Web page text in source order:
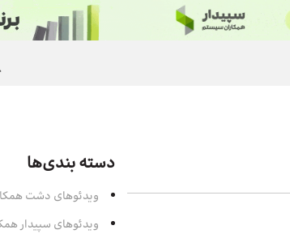
دسته بندی‌ها
ویدئوهای دشت
ویدئوهای سپیدار